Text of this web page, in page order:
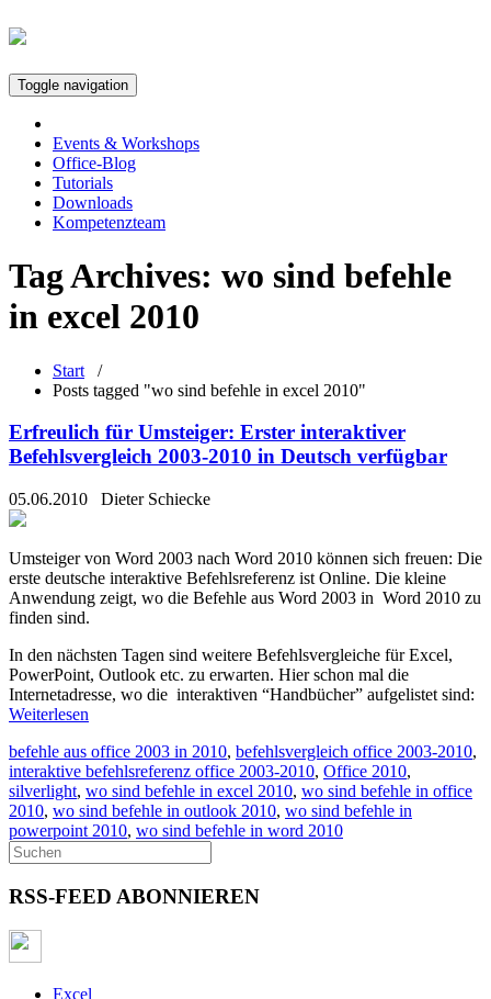
Toggle navigation
Events & Workshops
Office-Blog
Tutorials
Downloads
Kompetenzteam
Tag Archives: wo sind befehle
in excel 2010
Start /
Posts tagged "wo sind befehle in excel 2010"
Erfreulich für Umsteiger: Erster interaktiver
Befehlsvergleich 2003-2010 in Deutsch verfügbar
05.06.2010 Dieter Schiecke
Umsteiger von Word 2003 nach Word 2010 können sich freuen: Die
erste deutsche interaktive Befehlsreferenz ist Online. Die kleine
Anwendung zeigt, wo die Befehle aus Word 2003 in Word 2010 zu
finden sind.
In den nächsten Tagen sind weitere Befehlsvergleiche für Excel,
PowerPoint, Outlook etc. zu erwarten. Hier schon mal die
Internetadresse, wo die interaktiven “Handbücher” aufgelistet sind:
Weiterlesen
befehle aus office 2003 in 2010, befehlsvergleich office 2003-2010,
interaktive befehlsreferenz office 2003-2010, Office 2010,
silverlight, wo sind befehle in excel 2010, wo sind befehle in office
2010, wo sind befehle in outlook 2010, wo sind befehle in
powerpoint 2010, wo sind befehle in word 2010
RSS-FEED ABONNIEREN
Excel